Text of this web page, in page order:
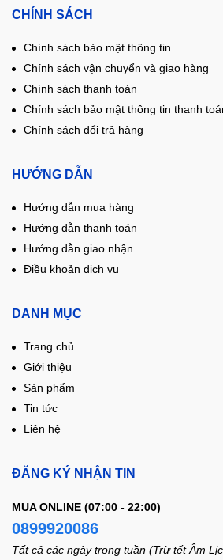
CHÍNH SÁCH
Chính sách bảo mật thông tin
Chính sách vận chuyển và giao hàng
Chính sách thanh toán
Chính sách bảo mật thông tin thanh
Chính sách đổi trả hàng
HƯỚNG DẪN
Hướng dẫn mua hàng
Hướng dẫn thanh toán
Hướng dẫn giao nhận
Điều khoản dịch vụ
DANH MỤC
Trang chủ
Giới thiệu
Sản phẩm
Tin tức
Liên hệ
ĐĂNG KÝ NHẬN TIN
MUA ONLINE (07:00 - 22:00)
0899920086
Tất cả các ngày trong tuần (Trừ tết Âm